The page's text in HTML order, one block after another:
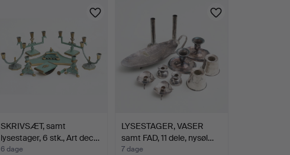
SKRIVSÆT, samt
lysestager, 6 stk., Art dec…
6 dage
LYSESTAGER, VASER
samt FAD, 11 dele, nysøl…
7 dage